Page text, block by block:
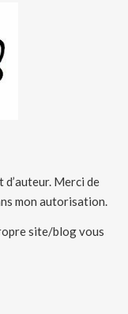
d’auteur. Merci de
mon autorisation.
site/blog vous